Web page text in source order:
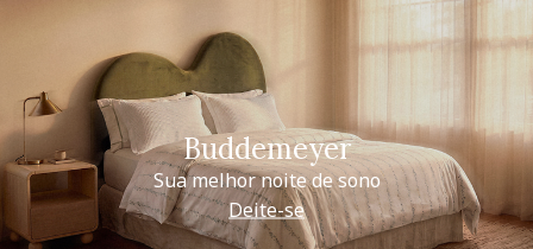
Buddemeyer
Sua melhor noite de sono
Deite-se